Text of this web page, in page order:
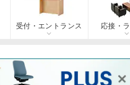
受付・エントランス 応接・